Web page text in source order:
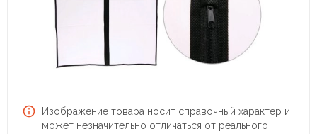
Изображение товара носит справочный характер и
может незначительно отличаться от реального